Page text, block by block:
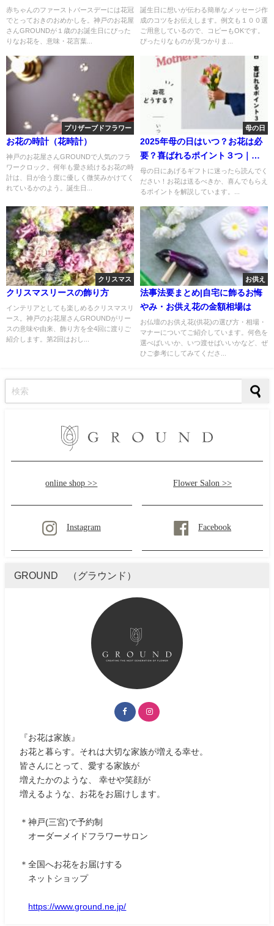
赤ちゃんのファーストバースデーには花冠
でとっておきのおめかしを。神戸のお花屋
さんGROUNDが１歳のお誕生日にぴった
りなお花を、意味・花言葉...
親・祖父母・英語文など)
誕生日に想いが伝わる簡単なメッセージ作
成のコツをお伝えします。例文も１００選
ご用意しているので、コピーもOKです。
ぴったりなものが見つかりま...
プリザーブドフラワー
お花の時計（花時計）
神戸のお花屋さんGROUNDで人気のフラ
ワークロック。何年も愛さ続けるお花の時
計は、目が合う度に優しく微笑みかけてく
れているかのよう。誕生日...
母の日
2025年母の日はいつ？お花は必
要？喜ばれるポイント３つ｜一
流フラワーデザイナー監修
母の日にあげるギフトに迷ったら読んでく
ださい！お花は送るべきか、喜んでもらえ
るポイントを解説しています。...
クリスマス
クリスマスリースの飾り方
インテリアとしても楽しめるクリスマスリ
ース。神戸のお花屋さんGROUNDがリー
スの意味や由来、飾り方を全4回に渡りご
紹介します。第2回はおし...
お供え
法事法要まとめ|自宅に飾るお悔
やみ・お供え花の金額相場は
お仏壇のお供え花(供花)の選び方・相場・
マナーについてご紹介しています。何色を
選べばいいか、いつ渡せばいいかなど、ぜ
ひご参考にしてみてくださ...
online shop >> Flower Salon >>
Instagram Facebook
GROUND （グラウンド）
『お花は家族』
お花と暮らす。それは大切な家族が増える幸せ。
皆さんにとって、愛する家族が
増えたかのような、 幸せや笑顔が
増えるような、お花をお届けします。
＊神戸(三宮)で予約制
オーダーメイドフラワーサロン
＊全国へお花をお届けする
ネットショップ
https://www.ground.ne.jp/